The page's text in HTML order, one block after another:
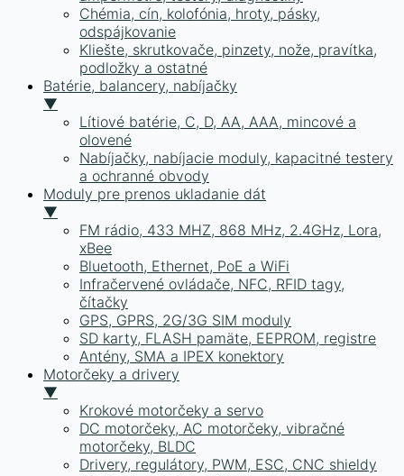
Chémia, cín, kolofónia, hroty, pásky,
odspájkovanie
Kliešte, skrutkovače, pinzety, nože, pravítka,
podložky a ostatné
Batérie, balancery, nabíjačky
▼
Lítiové batérie, C, D, AA, AAA, mincové a
olovené
Nabíjačky, nabíjacie moduly, kapacitné testery
a ochranné obvody
Moduly pre prenos ukladanie dát
▼
FM rádio, 433 MHZ, 868 MHz, 2.4GHz, Lora,
xBee
Bluetooth, Ethernet, PoE a WiFi
Infračervené ovládače, NFC, RFID tagy,
čítačky
GPS, GPRS, 2G/3G SIM moduly
SD karty, FLASH pamäte, EEPROM, registre
Antény, SMA a IPEX konektory
Motorčeky a drivery
▼
Krokové motorčeky a servo
DC motorčeky, AC motorčeky, vibračné
motorčeky, BLDC
Drivery, regulátory, PWM, ESC, CNC shieldy